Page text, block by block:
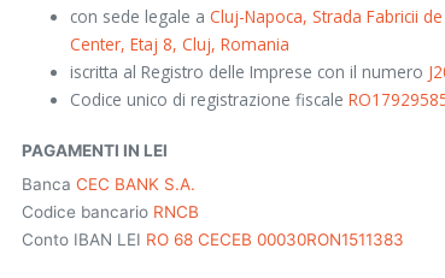
con sede legale a Cluj-Napoca, Strada Fabricii
Center, Etaj 8, Cluj, Romania
iscritta al Registro delle Imprese con il numero
Codice unico di registrazione fiscale
PAGAMENTI IN LEI
Banca CEC BANK S.A.
Codice bancario RNCB
Conto IBAN LEI RO 68 CECEB 00030RON1511383